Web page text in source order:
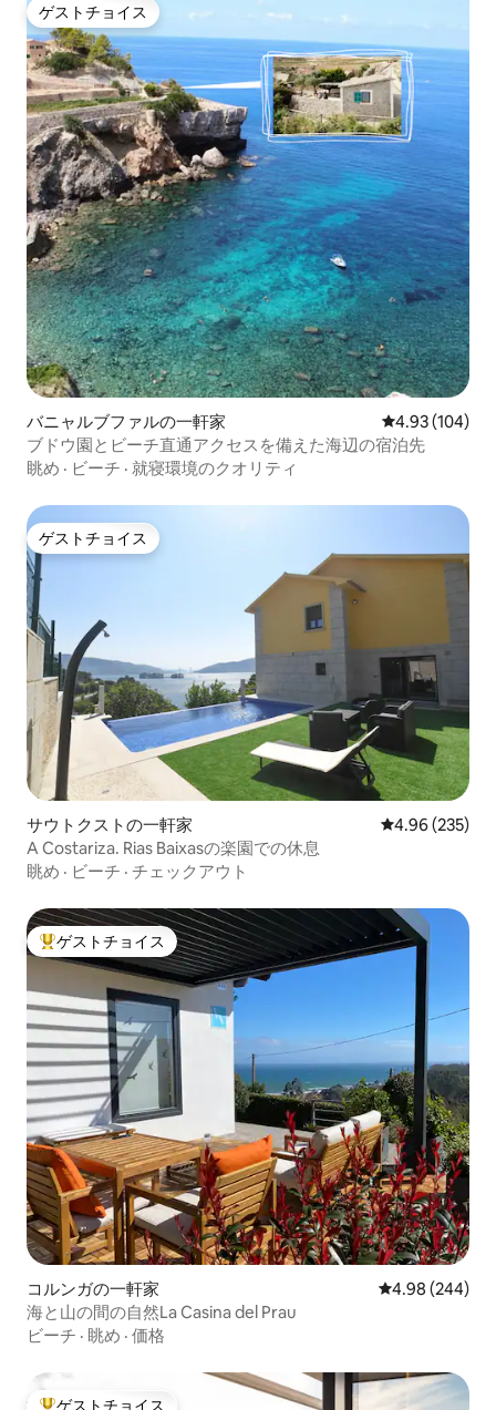
ゲストチョイス
ゲストチョイス
バニャルブファルの一軒家 レビュー104
4.93 (104)
ブドウ園とビーチ直通アクセスを備えた海辺の宿泊先
眺め · ビーチ · 就寝環境のクオリティ
ゲストチョイス
ゲストチョイス
サウトクストの一軒家 レビュー235
4.96 (235)
A Costariza. Rias Baixasの楽園での休息
眺め · ビーチ · チェックアウト
大好評のゲストチョイスです。
ゲストチョイス
コルンガの一軒家 レビュー244
4.98 (244)
海と山の間の自然La Casina del Prau
ビーチ · 眺め · 価格
ゲストチョイス